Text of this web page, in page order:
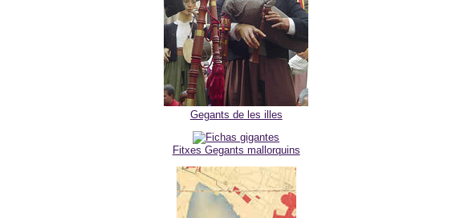
Gegants de les illes
Fitxes Gegants mallorquins